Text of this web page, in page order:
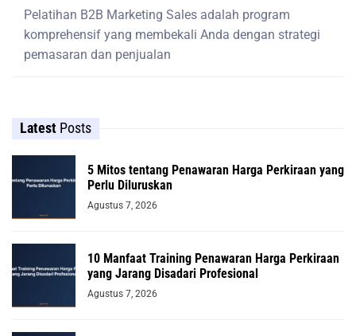
Pelatihan B2B Marketing Sales adalah program
komprehensif yang membekali Anda dengan strategi
pemasaran dan penjualan
Latest Posts
5 Mitos tentang Penawaran Harga Perkiraan yang
Perlu Diluruskan
Agustus 7, 2026
10 Manfaat Training Penawaran Harga Perkiraan
yang Jarang Disadari Profesional
Agustus 7, 2026